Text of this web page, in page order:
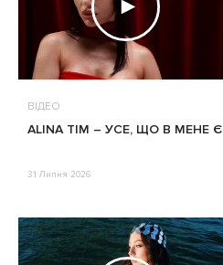
ВІДЕО
ALINA TIM – УСЕ, ЩО В МЕНЕ Є
31 Липня 2026